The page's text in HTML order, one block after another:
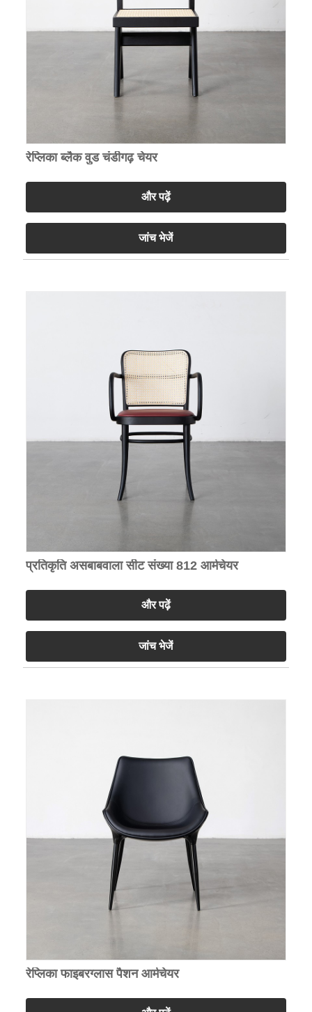
रेप्लिका ब्लैक वुड चंडीगढ़ चेयर
और पढ़ें
जांच भेजें
प्रतिकृति असबाबवाला सीट संख्या 812 आर्मचेयर
और पढ़ें
जांच भेजें
रेप्लिका फाइबरग्लास पैशन आर्मचेयर